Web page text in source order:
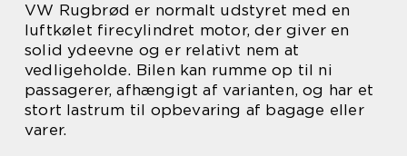
VW Rugbrød er normalt udstyret med en
luftkølet firecylindret motor, der giver en
solid ydeevne og er relativt nem at
vedligeholde. Bilen kan rumme op til ni
passagerer, afhængigt af varianten, og har et
stort lastrum til opbevaring af bagage eller
varer.